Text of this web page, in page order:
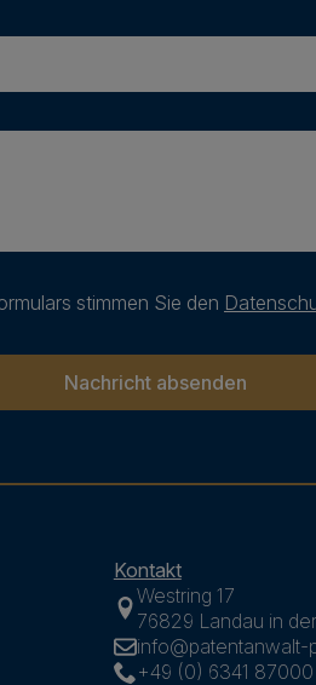
stimmen Sie den
Nachricht absenden
Kontakt
Westring 17
76829 Landau in
info@patentanwalt-
+49 (0) 6341 87000